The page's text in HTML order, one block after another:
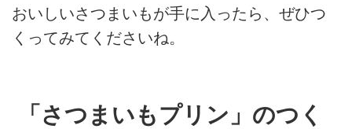
おいしいさつまいもが手に入ったら、ぜひつ
くってみてくださいね。
「さつまいもプリン」のつく